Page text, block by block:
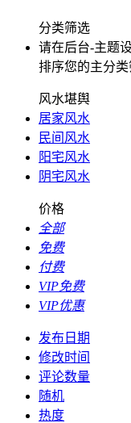
分类筛选
请在后台-主题
排序您的主分
风水堪舆
居家风水
民间风水
阳宅风水
阴宅风水
价格
全部
免费
付费
VIP免费
VIP优惠
发布日期
修改时间
评论数量
随机
热度